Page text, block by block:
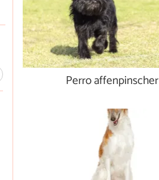
Perro affenpinscher